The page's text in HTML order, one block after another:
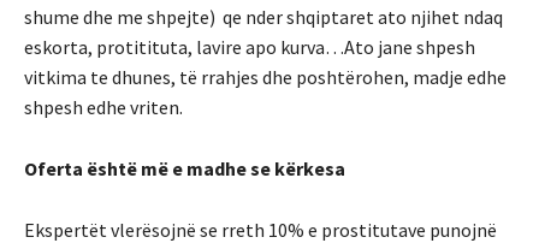
shume dhe me shpejte) qe nder shqiptaret ato njihet ndaq
eskorta, protitituta, lavire apo kurva…Ato jane shpesh
vitkima te dhunes, të rrahjes dhe poshtërohen, madje edhe
shpesh edhe vriten.
Oferta është më e madhe se kërkesa
Ekspertët vlerësojnë se rreth 10% e prostitutave punojnë